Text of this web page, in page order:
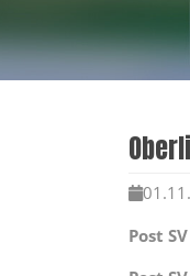
Post